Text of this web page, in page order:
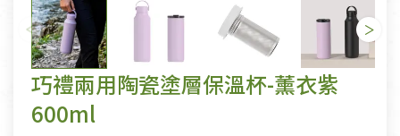
巧禮兩用陶瓷塗層保溫杯-薰衣紫
600ml